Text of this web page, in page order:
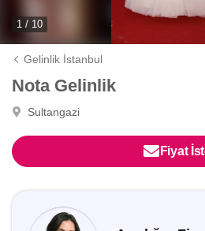
1 / 10
Gelinlik İstanbul
Nota Gelinlik
Sultangazi
Fiyat